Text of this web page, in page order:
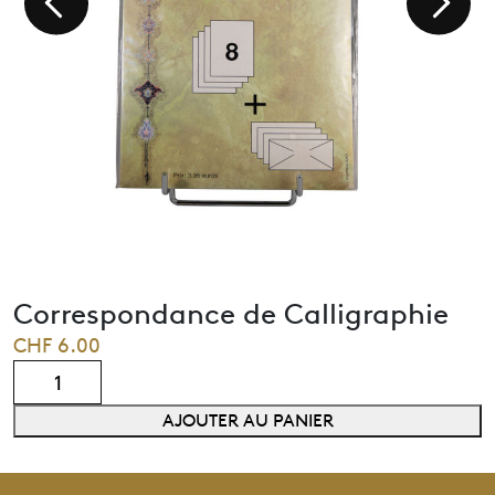
Correspondance de Calligraphie
CHF 6.00
quantité
de
Calligraphie
AJOUTER AU PANIER